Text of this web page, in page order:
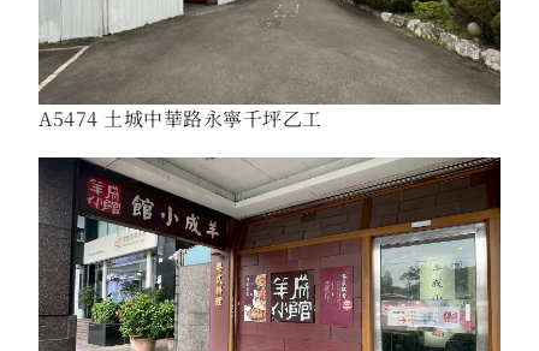
A5474 土城中華路永寧千坪乙工